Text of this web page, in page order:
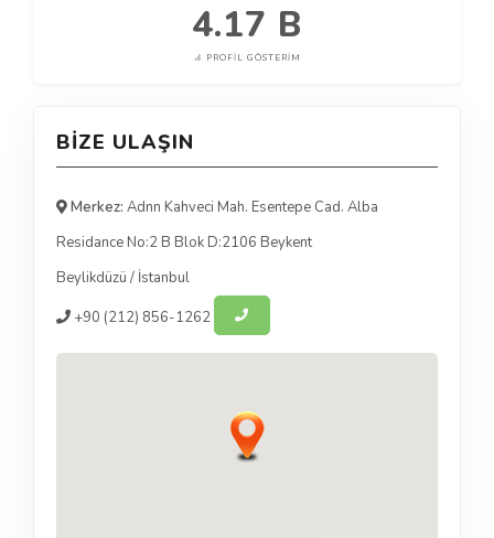
4.17 B
PROFIL GÖSTERIM
BIZE ULAŞIN
Merkez: Adnn Kahveci Mah. Esentepe Cad. Alba
Residance No:2 B Blok D:2106 Beykent
Beylikdüzü / İstanbul
+90 (212) 856-1262